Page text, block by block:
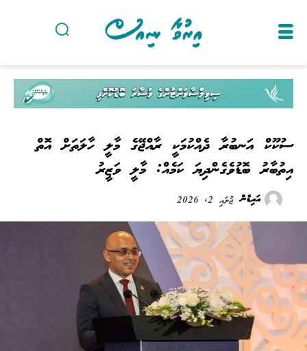
ސުކޫކް އަނބުރާ ދެއްކުމަކީ ރާއްޖޭގެ މާލީ ހާލަތަށް އޮތް
އިތުބާރު ބޮޑުވެގެންދިޔަ ކަމެއް: މާލީ ވަޒީރު
އައިޑެން ޖުލައި 2, 2026